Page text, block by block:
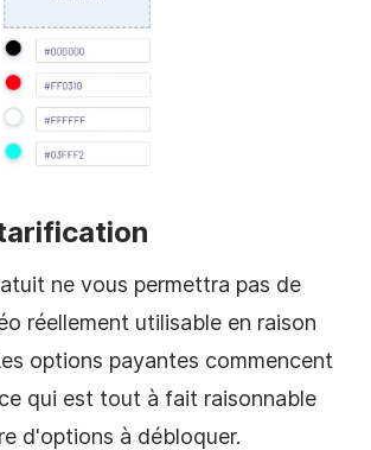
ne vous permettra pas de
réellement utilisable en raison
options payantes commencent
qui est tout à fait raisonnable
d'options à débloquer.